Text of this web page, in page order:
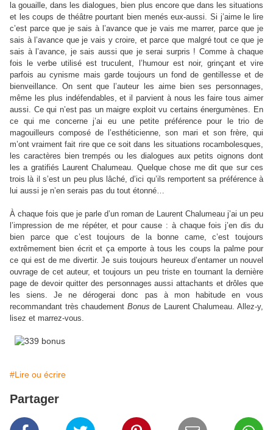
la gouaille, dans les dialogues, bien plus encore que dans les situations
et les coups de théâtre pourtant bien menés eux-aussi. Si j’aime le lire
c’est parce que je sais à l’avance que je vais me marrer, parce que je
sais à l’avance que je vais y croire, et parce que malgré tout ce que je
sais à l’avance, je sais aussi que je serai surpris ! Comme à chaque
fois le verbe utilisé est truculent, l’humour est noir, grinçant et vire
parfois au cynisme mais garde toujours un fond de gentillesse et de
bienveillance. On sent que l’auteur les aime bien ses personnages,
même les plus indéfendables, et il parvient à nous les faire tous aimer
aussi. Ce qui n’est pas un maigre exploit vu certains énergumènes. En
ce qui me concerne j’ai eu une petite préférence pour le trio de
magouilleurs composé de l’esthéticienne, son mari et son frère, qui
m’ont vraiment fait rire que ce soit dans les situations rocambolesques,
les caractères bien trempés ou les dialogues aux petits oignons dont
les a gratifiés Laurent Chalumeau. Quelque chose me dit que sur ces
trois là il s’est un peu plus lâché, d’ici qu’ils remportent sa préférence à
lui aussi je n’en serais pas du tout étonné…
À chaque fois que je parle d’un roman de Laurent Chalumeau j’ai un peu
l’impression de me répéter, et pour cause : à chaque fois j’en dis du
bien parce que c’est toujours de la bonne came, c’est toujours
extrêmement bien écrit et ça emporte à tous les coups la palme pour
ce qui est de me divertir. Je suis toujours heureux d’entamer un nouvel
ouvrage de cet auteur, et toujours un peu triste en tournant la dernière
page de devoir quitter des personnages aussi attachants et drôles que
les siens. Je ne dérogerai donc pas à mon habitude en vous
recommandant très chaudement Bonus de Laurent Chalumeau. Allez-y,
lisez et marrez-vous.
#Lire ou écrire
Partager